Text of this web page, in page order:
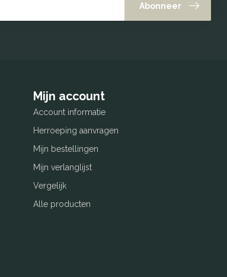
Abonneer
Mijn account
Account informatie
Herroeping aanvragen
Mijn bestellingen
Mijn verlanglijst
Vergelijk
Alle producten